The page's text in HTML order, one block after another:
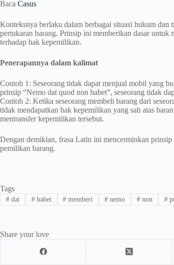
Baca Casus
Konteksnya berlaku dalam berbagai situasi hukum dan
pertukaran barang. Prinsip ini memberikan dasar untuk
terhadap hak kepemilikan.
Penerapannya dalam kalimat
Contoh 1: Seseorang tidak dapat menjual mobil yang
prinsip “Nemo dat quod non habet”, seseorang tidak
Contoh 2: Ketika seseorang membeli barang dari
tidak mendapatkan hak kepemilikan yang sah atas
mentransfer kepemilikan tersebut.
Dengan demikian, frasa Latin ini mencerminkan
pemilikan barang.
Tags
#dat #habet # memberi # nemo # non #
Share your love